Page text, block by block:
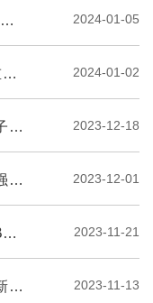
郑州大学荣获47项2023年度河南省科学技术奖励 2024-01-05
郑州大学再获2项国家社科基金重大项目 2024-01-02
郑州大学万阳教授荣获亚太等离子体物理青年科学家奖 2023-12-18
郑州大学成为欧洲核子中心大型强子对撞机ATLAS实验合作组成员 2023-12-01
郑州大学举办WILEY FUTURE BATTERIES & SUPERCAPS SYMPOSIUM暨学校第十八届研究生... 2023-11-21
郑州大学化学学院在实验教学创新方面取得积极成果 2023-11-13